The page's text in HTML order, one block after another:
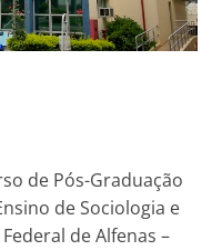
de Pós-Graduação
de Sociologia e
de Alfenas –